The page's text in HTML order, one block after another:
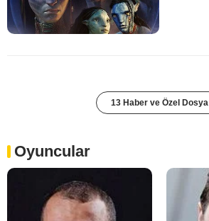
13 Haber ve Özel Dosya
Oyuncular